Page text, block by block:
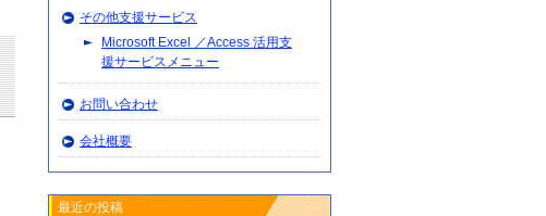
その他支援サービス
Microsoft Excel ／Access 活用支
援サービスメニュー
お問い合わせ
会社概要
最近の投稿